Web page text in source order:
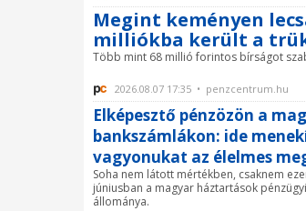
Megint keményen
milliókba került a
Több mint 68 millió forintos bírságot
2026.08.07 17:35 • penzcentrum.hu
Elképesztő pénzözön a
bankszámlákon: ide
vagyonukat az élelmes
Soha nem látott mértékben, csaknem
júniusban a magyar háztartások
állománya.